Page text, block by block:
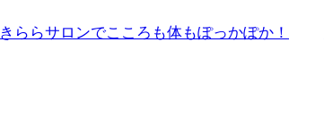
きららサロンでこころも体もぽっかぽか！